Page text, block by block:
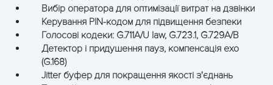
Вибір оператора для оптимізації витрат на дзвінки
Керування PIN-кодом для підвищення безпеки
Голосові кодеки: G.711A/U law, G.723.1, G.729A/B
Детектор і придушення пауз, компенсація ехо
(G.168)
Jitter буфер для покращення якості з'єднань